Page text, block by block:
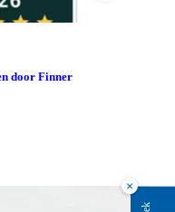
door Finner
×